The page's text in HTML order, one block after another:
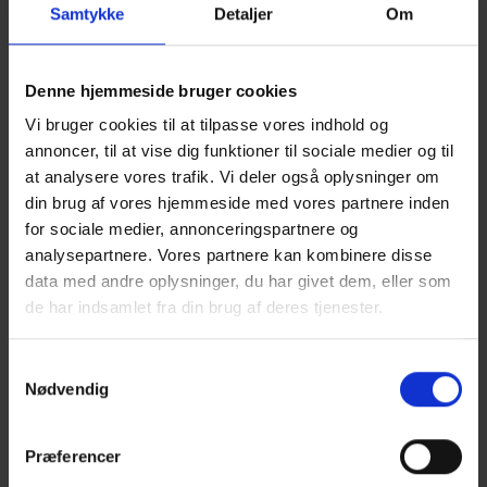
Samtykke Detaljer Om
Denne hjemmeside bruger cookies
Vi bruger cookies til at tilpasse vores indhold og
annoncer, til at vise dig funktioner til sociale medier og til
at analysere vores trafik. Vi deler også oplysninger om
din brug af vores hjemmeside med vores partnere inden
for sociale medier, annonceringspartnere og
analysepartnere. Vores partnere kan kombinere disse
data med andre oplysninger, du har givet dem, eller som
de har indsamlet fra din brug af deres tjenester.
Nødvendig
Præferencer
BB03
TRYKIMPRÆGNERET TRÆ